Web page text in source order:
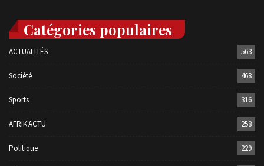
Catégories populaires
ACTUALITÉS 563
Société 468
Sports 316
AFRIK'ACTU 258
Politique 229